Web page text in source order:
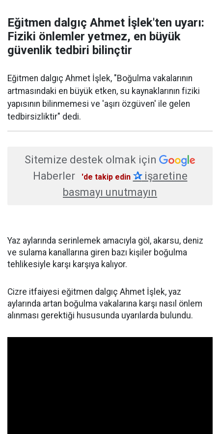
Eğitmen dalgıç Ahmet İşlek'ten uyarı:
Fiziki önlemler yetmez, en büyük
güvenlik tedbiri bilinçtir
Eğitmen dalgıç Ahmet İşlek, "Boğulma vakalarının
artmasındaki en büyük etken, su kaynaklarının fiziki
yapısının bilinmemesi ve 'aşırı özgüven' ile gelen
tedbirsizliktir" dedi.
Sitemize destek olmak için
Haberler
'de takip edin ✰işaretine
basmayı unutmayın
Yaz aylarında serinlemek amacıyla göl, akarsu, deniz
ve sulama kanallarına giren bazı kişiler boğulma
tehlikesiyle karşı karşıya kalıyor.
Cizre itfaiyesi eğitmen dalgıç Ahmet İşlek, yaz
aylarında artan boğulma vakalarına karşı nasıl önlem
alınması gerektiği hususunda uyarılarda bulundu.